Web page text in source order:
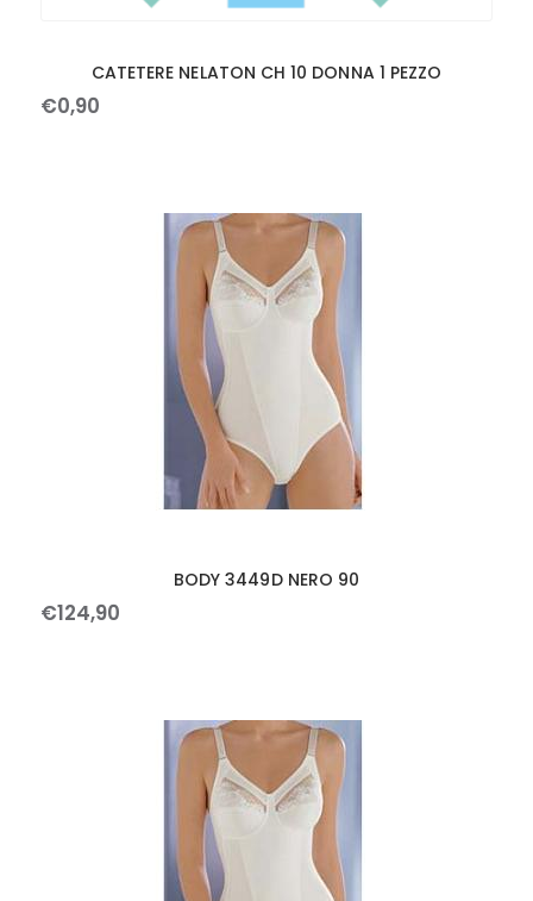
CATETERE NELATON CH 10 DONNA 1 PEZZO
€0,90
BODY 3449D NERO 90
€124,90